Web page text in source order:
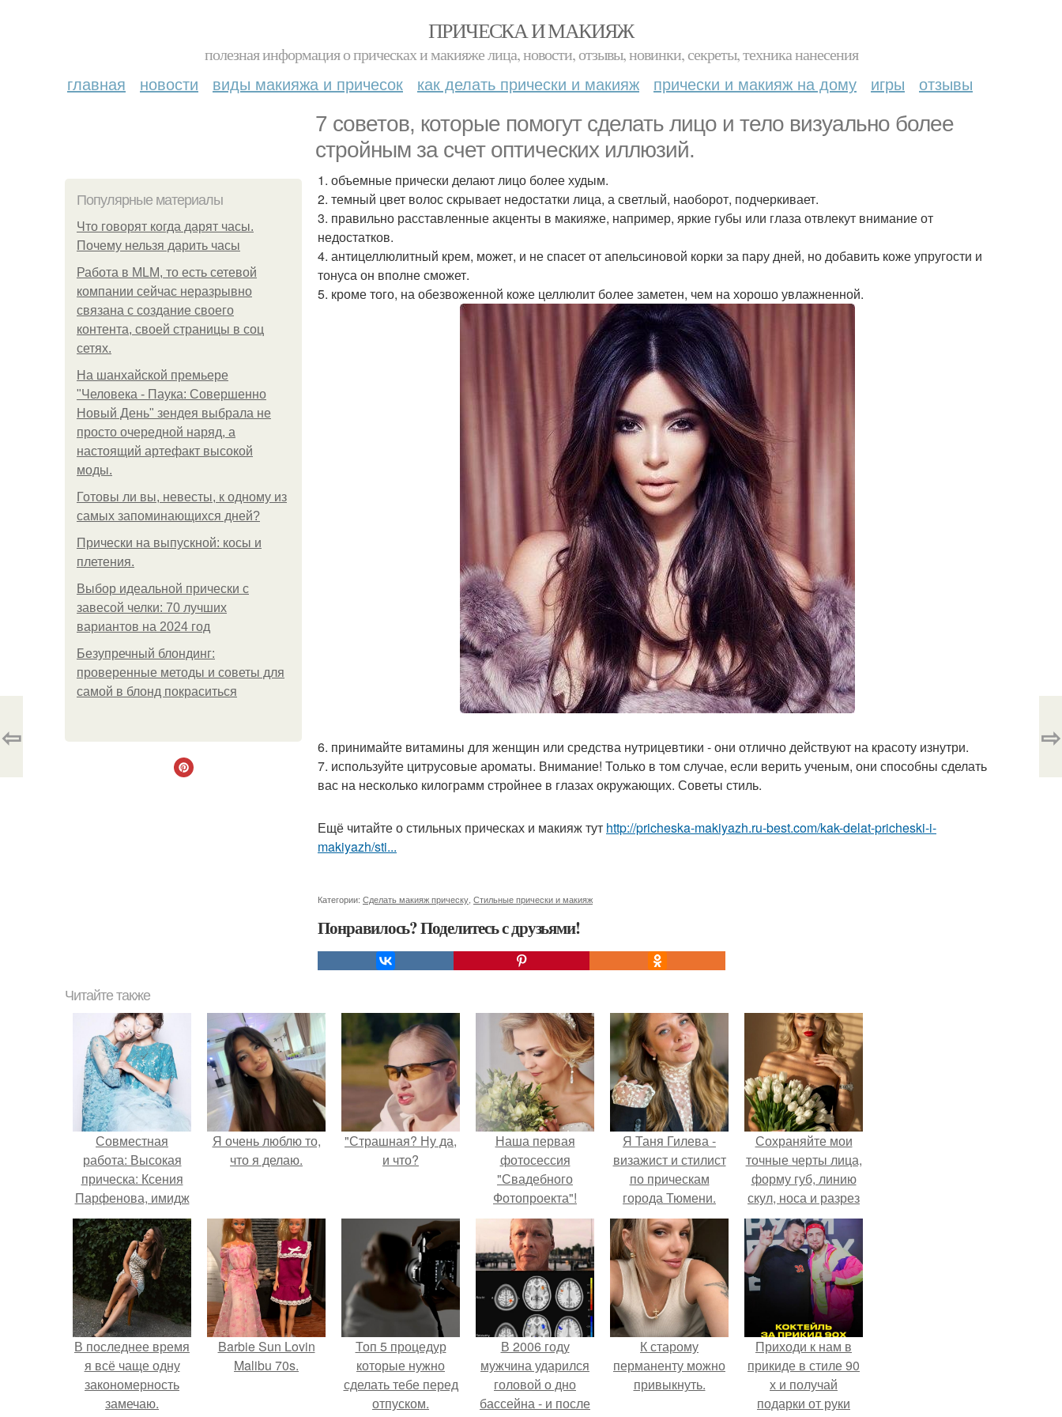
ПРИЧЕСКА И МАКИЯЖ
полезная информация о прическах и макияже лица, новости, отзывы, новинки, секреты, техника нанесения
главная новости виды макияжа и причесок как делать прически и макияж прически и макияж на дому игры отзывы
7 советов, которые помогут сделать лицо и тело визуально более
стройным за счет оптических иллюзий.
Популярные материалы
Что говорят когда дарят часы.
Почему нельзя дарить часы
Работа в MLM, то есть сетевой
компании сейчас неразрывно
связана с создание своего
контента, своей страницы в соц
сетях.
На шанхайской премьере
"Человека - Паука: Совершенно
Новый День" зендея выбрала не
просто очередной наряд, а
настоящий артефакт высокой
моды.
Готовы ли вы, невесты, к одному из
самых запоминающихся дней?
Прически на выпускной: косы и
плетения.
Выбор идеальной прически с
завесой челки: 70 лучших
вариантов на 2024 год
Безупречный блондинг:
проверенные методы и советы для
самой в блонд покраситься
1. объемные прически делают лицо более худым.
2. темный цвет волос скрывает недостатки лица, а светлый, наоборот, подчеркивает.
3. правильно расставленные акценты в макияже, например, яркие губы или глаза отвлекут внимание от
недостатков.
4. антицеллюлитный крем, может, и не спасет от апельсиновой корки за пару дней, но добавить коже упругости и
тонуса он вполне сможет.
5. кроме того, на обезвоженной коже целлюлит более заметен, чем на хорошо увлажненной.
6. принимайте витамины для женщин или средства нутрицевтики - они отлично действуют на красоту изнутри.
7. используйте цитрусовые ароматы. Внимание! Только в том случае, если верить ученым, они способны сделать
вас на несколько килограмм стройнее в глазах окружающих. Советы стиль.
Ещё читайте о стильных прическах и макияж тут http://pricheska-makiyazh.ru-best.com/kak-delat-pricheski-i-
makiyazh/sti...
Категории: Сделать макияж прическу Стильные прически и макияж
Понравилось? Поделитесь с друзьями!
⇦ ⇨
Читайте также
Совместная
работа: Высокая
прическа: Ксения
Парфенова, имидж
- новая
лаборатория
"Персона".
Я очень люблю то,
что я делаю.
"Страшная? Ну да,
и что?
Наша первая
фотосессия
"Свадебного
Фотопроекта"!
Я Таня Гилева -
визажист и стилист
по прическам
города Тюмени.
Сохраняйте мои
точные черты лица,
форму губ, линию
скул, носа и разрез
глаз.
В последнее время
я всё чаще одну
закономерность
замечаю.
Barbie Sun Lovin
Malibu 70s.
Топ 5 процедур
которые нужно
сделать тебе перед
отпуском.
В 2006 году
мужчина ударился
головой о дно
бассейна - и после
К старому
перманенту можно
привыкнуть.
Приходи к нам в
прикиде в стиле 90
х и получай
подарки от руки